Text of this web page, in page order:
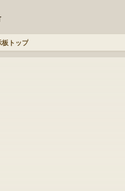
板トップ